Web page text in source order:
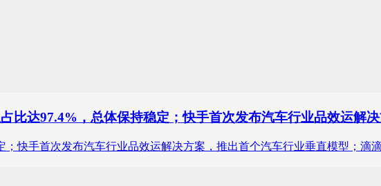
比达97.4%，总体保持稳定；快手首次发布汽车行业品效运解
快手首次发布汽车行业品效运解决方案，推出首个汽车行业垂直模型；滴